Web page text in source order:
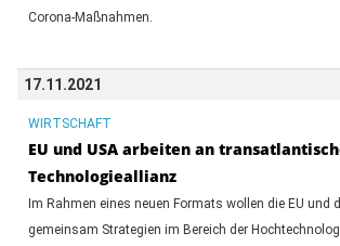
Corona-Maßnahmen.
17.11.2021
WIRTSCHAFT
EU und USA arbeiten an
Technologieallianz
Im Rahmen eines neuen Formats wollen die EU und
gemeinsam Strategien im Bereich der